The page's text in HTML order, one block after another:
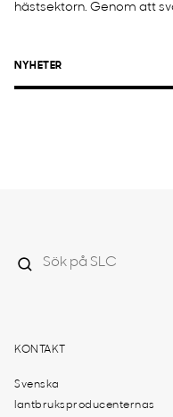
hästsektorn. Genom att
NYHETER
KONTAKT
Svenska
lantbruksproducenternas